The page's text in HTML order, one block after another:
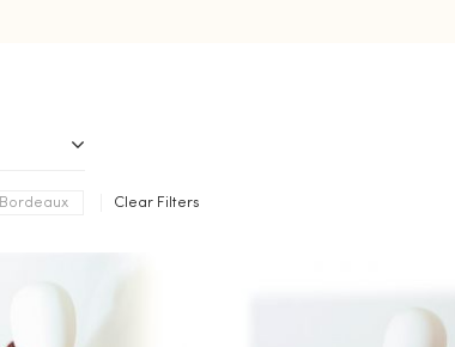
Bordeaux Clear Filters